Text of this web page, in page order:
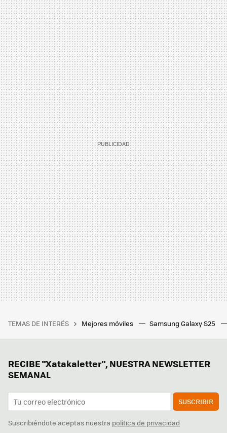
TEMAS DE INTERÉS Mejores móviles Samsung Galaxy S25
RECIBE "Xatakaletter", NUESTRA NEWSLETTER
SEMANAL
SUSCRIBIR
Suscribiéndote aceptas nuestra política de privacidad